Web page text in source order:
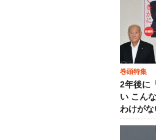
巻頭特集
2年後に
い こん
わけがな